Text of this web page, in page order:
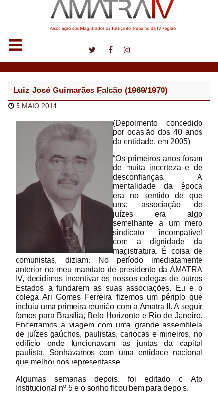
Luiz José Guimarães Falcão (1969/1970)
5 MAIO 2014
(Depoimento concedido
por ocasião dos 40 anos
da entidade, em 2005)
“Os primeiros anos foram
de muita incerteza e de
desconfianças. A
mentalidade da época
era no sentido de que
uma associação de
juízes era algo
semelhante a um mero
sindicato, incompatível
com a dignidade da
magistratura. É coisa de
comunistas, diziam. No período imediatamente
anterior no meu mandato de presidente da AMATRA
IV, decidimos incentivar os nossos colegas de outros
Estados a fundarem as suas associações. Eu e o
colega Ari Gomes Ferreira fizemos um périplo que
incluiu uma primeira reunião com a Amatra II. A seguir
fomos para Brasília, Belo Horizonte e Rio de Janeiro.
Encerramos a viagem com uma grande assembleia
de juízes gaúchos, paulistas, cariocas e mineiros, no
edifício onde funcionavam as juntas da capital
paulista. Sonhávamos com uma entidade nacional
que melhor nos representasse.
Algumas semanas depois, foi editado o Ato
Institucional nº 5 e o sonho ficou bem para depois.